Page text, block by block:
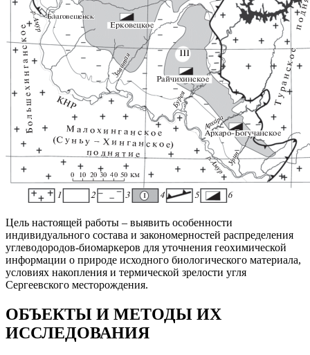
Цель настоящей работы – выявить особенности
индивидуального состава и закономерностей распределения
углеводородов-биомаркеров для уточнения геохимической
информации о природе исходного биологического материала,
условиях накопления и термической зрелости угля
Сергеевского месторождения.
ОБЪЕКТЫ И МЕТОДЫ ИХ
ИССЛЕДОВАНИЯ